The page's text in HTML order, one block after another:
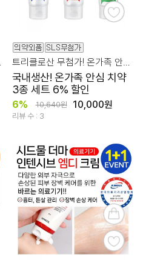
트리클로산 무첨가! 온가족 안심 치약 3종
국내생산! 온가족 안심 치약
3종 세트 6% 할인
6% 10,640원 10,000원
리뷰 수 : 3